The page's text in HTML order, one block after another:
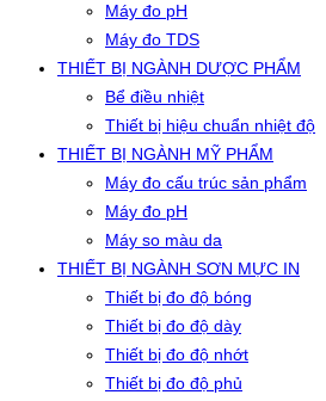
Máy đo pH
Máy đo TDS
THIẾT BỊ NGÀNH DƯỢC PHẨM
Bể điều nhiệt
Thiết bị hiệu chuẩn nhiệt độ
THIẾT BỊ NGÀNH MỸ PHẨM
Máy đo cấu trúc sản phẩm
Máy đo pH
Máy so màu da
THIẾT BỊ NGÀNH SƠN MỰC IN
Thiết bị đo độ bóng
Thiết bị đo độ dày
Thiết bị đo độ nhớt
Thiết bị đo độ phủ